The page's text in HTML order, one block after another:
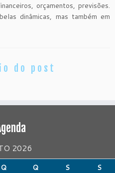
orçamentos, previsões.
dinâmicas, mas também em
do post
2026
Q Q S
S